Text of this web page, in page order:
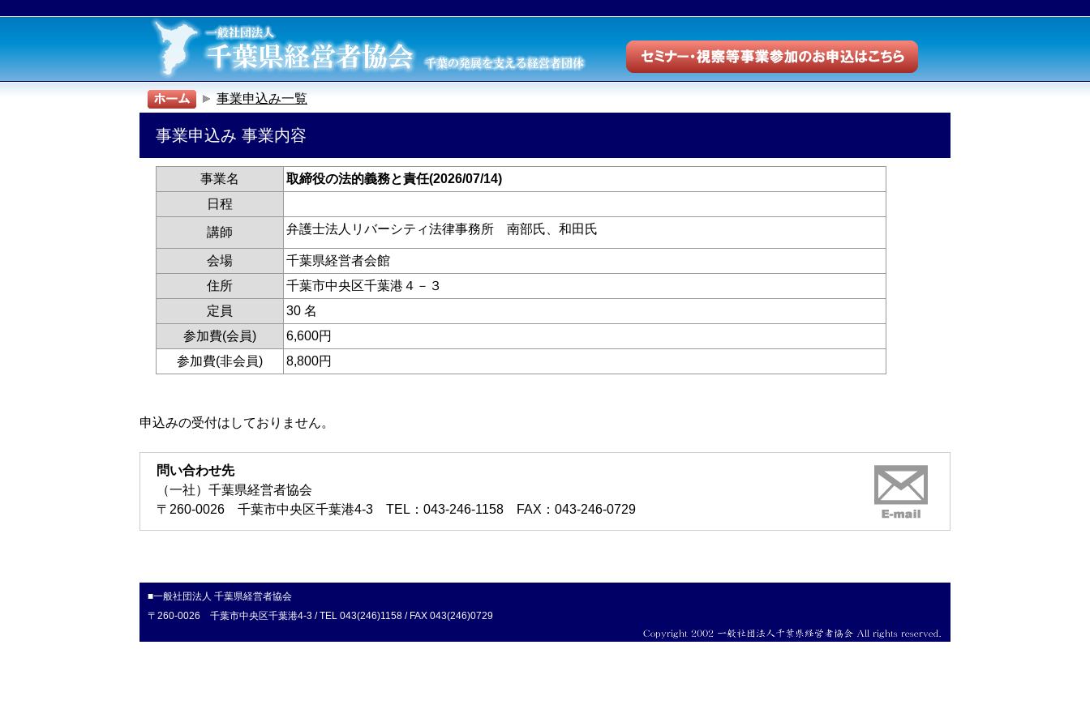
事業申込み一覧
事業申込み 事業内容
事業名
取締役の法的義務と責任(2026/07/14)
日程
講師 弁護士法人リバーシティ法律事務所 南部氏、和田氏
会場
千葉県経営者会館
住所
千葉市中央区千葉港４－３
定員
30 名
参加費(会員)
6,600円
参加費(非会員)
8,800円
申込みの受付はしておりません。
問い合わせ先
（一社）千葉県経営者協会
〒260-0026 千葉市中央区千葉港4-3 TEL：043-246-1158 FAX：043-246-0729
■一般社団法人 千葉県経営者協会
〒260-0026 千葉市中央区千葉港4-3 / TEL 043(246)1158 / FAX 043(246)0729